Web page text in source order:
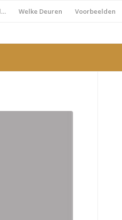
Welke Deuren Voorbeelden